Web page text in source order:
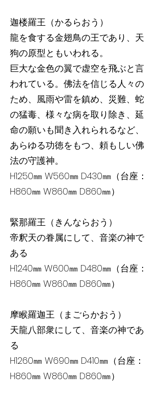
迦楼羅王（かるらおう）
龍を食する金翅鳥の王であり、天
狗の原型ともいわれる。
巨大な金色の翼で虚空を飛ぶと言
われている。佛法を信じる人々の
ため、風雨や雷を鎮め、災難、蛇
の猛毒、様々な病を取り除き、延
命の願いも聞き入れられるなど、
あらゆる功徳をもつ、頼もしい佛
法の守護神。
H1250㎜ W560㎜ D430㎜（台座：
H860㎜ W860㎜ D860㎜）
緊那羅王（きんならおう）
帝釈天の眷属にして、音楽の神で
ある
H1240㎜ W600㎜ D480㎜（台座：
H860㎜ W860㎜ D860㎜）
摩睺羅迦王（まごらかおう）
天龍八部衆にして、音楽の神であ
る
H1260㎜ W690㎜ D410㎜（台座：
H860㎜ W860㎜ D860㎜）